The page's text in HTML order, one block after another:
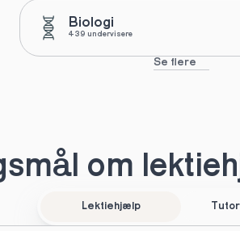
Biologi
439 undervisere
Se flere
om
Lektiehjælp